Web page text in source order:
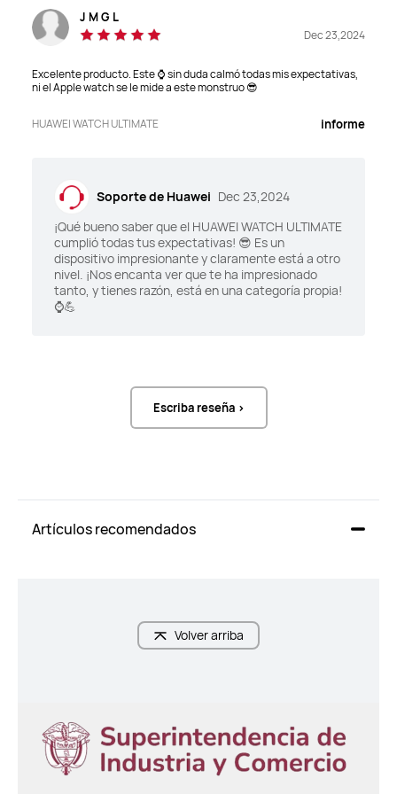
J M G L
Dec 23,2024
Excelente producto. Este ⌚️ sin duda calmó todas mis expectativas,
ni el Apple watch se le mide a este monstruo 😎
HUAWEI WATCH ULTIMATE informe
Soporte de Huawei Dec 23,2024
¡Qué bueno saber que el HUAWEI WATCH ULTIMATE
cumplió todas tus expectativas! 😎 Es un
dispositivo impresionante y claramente está a otro
nivel. ¡Nos encanta ver que te ha impresionado
tanto, y tienes razón, está en una categoría propia!
⌚💪
Escriba reseña >
Artículos recomendados
Volver arriba